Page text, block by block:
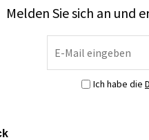
Melden Sie sich an und
Ich habe die